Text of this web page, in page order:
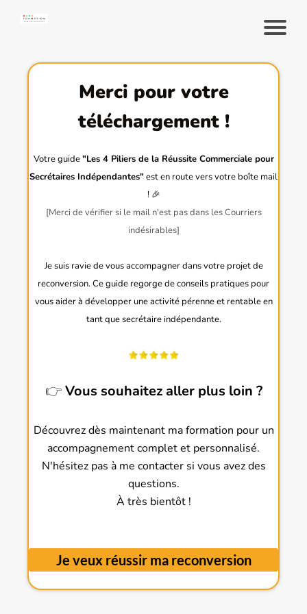
Merci pour votre
téléchargement !
Votre guide"Les 4 Piliers de la Réussite Commerciale pour
Secrétaires Indépendantes" est en route vers votre boîte mail
! 🎉
[Merci de vérifier si le mail n'est pas dans les Courriers
indésirables]
Je suis ravie de vous accompagner dans votre projet de
reconversion. Ce guide regorge de conseils pratiques pour
vous aider à développer une activité pérenne et rentable en
tant que secrétaire indépendante.
👉Vous souhaitez aller plus loin ?
Découvrez dès maintenant ma formation pour un
accompagnement complet et personnalisé.
N'hésitez pas à me contacter si vous avez des
questions.
À très bientôt !
Je veux réussir ma reconversion